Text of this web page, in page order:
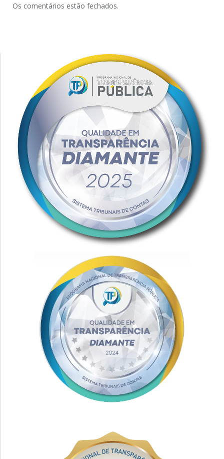
Os comentários estão fechados.